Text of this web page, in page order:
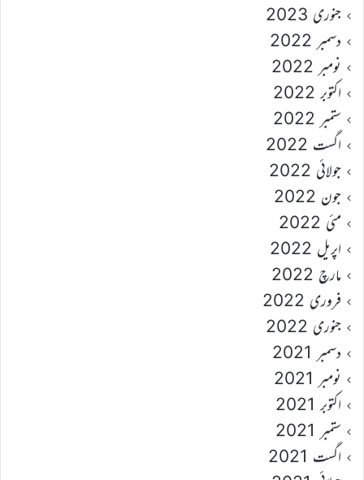
جنوری 2023
دسمبر 2022
نومبر 2022
اکتوبر 2022
ستمبر 2022
اگست 2022
جولائی 2022
جون 2022
مئی 2022
اپریل 2022
مارچ 2022
فروری 2022
جنوری 2022
دسمبر 2021
نومبر 2021
اکتوبر 2021
ستمبر 2021
اگست 2021